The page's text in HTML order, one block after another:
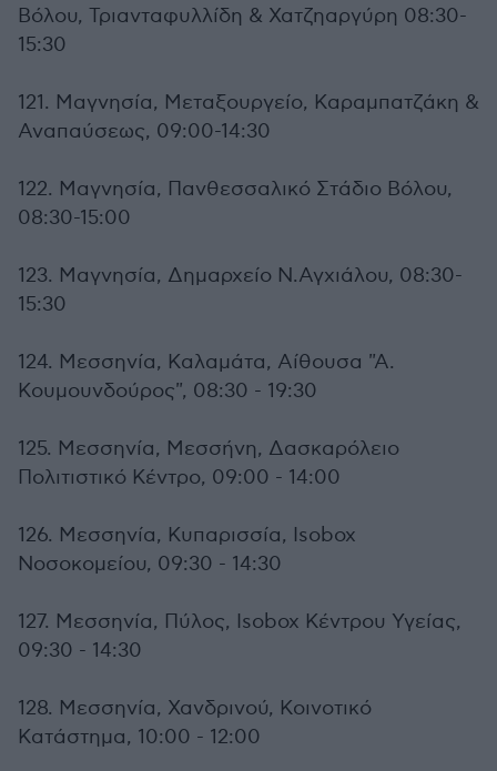
Βόλου, Τριανταφυλλίδη & Χατζηαργύρη 08:30-
15:30
121. Μαγνησία, Μεταξουργείο, Καραμπατζάκη &
Αναπαύσεως, 09:00-14:30
122. Μαγνησία, Πανθεσσαλικό Στάδιο Βόλου,
08:30-15:00
123. Μαγνησία, Δημαρχείο Ν.Αγχιάλου, 08:30-
15:30
124. Μεσσηνία, Καλαμάτα, Αίθουσα "Α.
Κουμουνδούρος", 08:30 - 19:30
125. Μεσσηνία, Μεσσήνη, Δασκαρόλειο
Πολιτιστικό Κέντρο, 09:00 - 14:00
126. Μεσσηνία, Κυπαρισσία, Isobox
Νοσοκομείου, 09:30 - 14:30
127. Μεσσηνία, Πύλος, Isobox Κέντρου Υγείας,
09:30 - 14:30
128. Μεσσηνία, Χανδρινού, Κοινοτικό
Κατάστημα, 10:00 - 12:00